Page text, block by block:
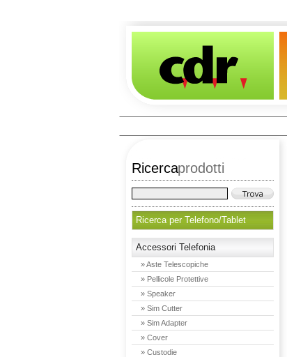
Ricercaprodotti
Ricerca per Telefono/Tablet
Accessori Telefonia
» Aste Telescopiche
» Pellicole Protettive
» Speaker
» Sim Cutter
» Sim Adapter
» Cover
» Custodie